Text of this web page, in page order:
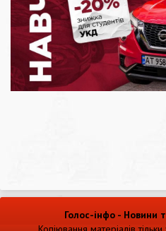
Голос-інфо - Новини